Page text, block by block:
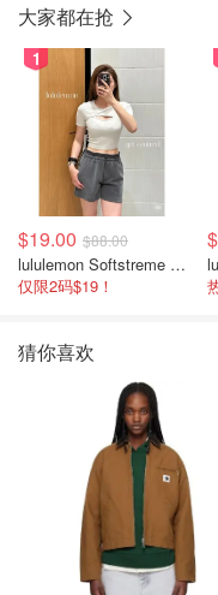
大家都在抢
1
$19.00 $88.00
lululemon Softstreme 女士高腰短裤 10cm
仅限2码$19！
猜你喜欢